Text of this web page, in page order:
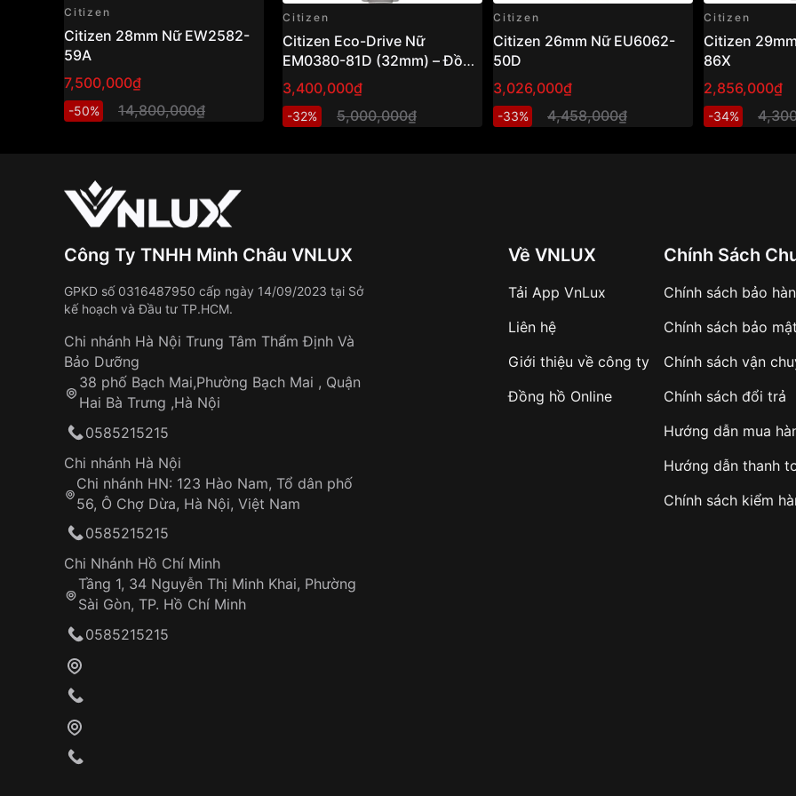
Citizen
Citizen 28mm Nữ EW2582-
59A
7,500,000₫
-50% 14,800,000₫
Citizen
Citizen Eco-Drive Nữ
EM0380-81D (32mm) – Đồng
hồ nữ năng lượng ánh sáng,
mặt xà cừ sang trọng
3,400,000₫
-32% 5,000,000₫
Citizen
Citizen 26mm Nữ EU6062-
50D
3,026,000₫
-33% 4,458,000₫
Citizen
Citizen
86X
2,856,000₫
-34%
Công Ty TNHH Minh Châu VNLUX
GPKD số 0316487950 cấp ngày 14/09/2023 tại Sở
kế hoạch và Đầu tư TP.HCM.
Chi nhánh Hà Nội Trung Tâm Thẩm Định Và
Bảo Dưỡng
38 phố Bạch Mai,Phường Bạch Mai , Quận
Hai Bà Trưng ,Hà Nội
0585215215
Chi nhánh Hà Nội
Chi nhánh HN: 123 Hào Nam, Tổ dân phố
56, Ô Chợ Dừa, Hà Nội, Việt Nam
0585215215
Chi Nhánh Hồ Chí Minh
Tầng 1, 34 Nguyễn Thị Minh Khai, Phường
Sài Gòn, TP. Hồ Chí Minh
0585215215
Về VNLUX
Tải App VnLux
Liên hệ
Giới thiệu về công ty
Đồng hồ Online
Chính Sách
Chính sách bảo
Chính sách bảo mật
Chính sách vận
Chính sách đổi trả
Hướng dẫn mua
Hướng dẫn thanh
Chính sách kiểm